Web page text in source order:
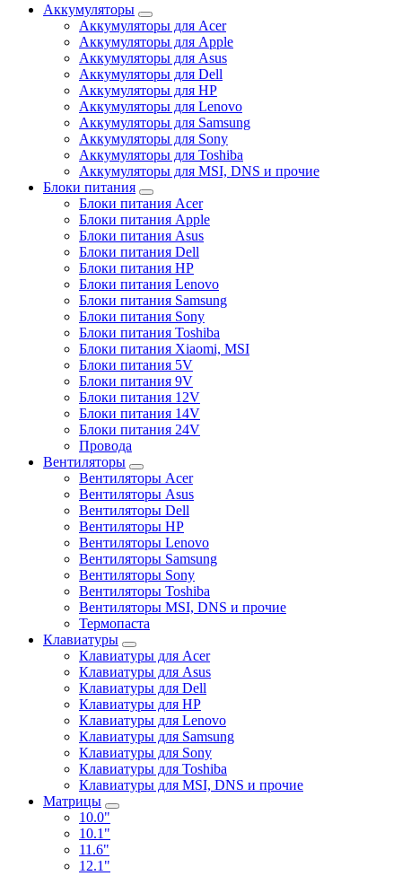
Аккумуляторы
Аккумуляторы для Acer
Аккумуляторы для Apple
Аккумуляторы для Asus
Аккумуляторы для Dell
Аккумуляторы для HP
Аккумуляторы для Lenovo
Аккумуляторы для Samsung
Аккумуляторы для Sony
Аккумуляторы для Toshiba
Аккумуляторы для MSI, DNS и прочие
Блоки питания
Блоки питания Acer
Блоки питания Apple
Блоки питания Asus
Блоки питания Dell
Блоки питания HP
Блоки питания Lenovo
Блоки питания Samsung
Блоки питания Sony
Блоки питания Toshiba
Блоки питания Xiaomi, MSI
Блоки питания 5V
Блоки питания 9V
Блоки питания 12V
Блоки питания 14V
Блоки питания 24V
Провода
Вентиляторы
Вентиляторы Acer
Вентиляторы Asus
Вентиляторы Dell
Вентиляторы HP
Вентиляторы Lenovo
Вентиляторы Samsung
Вентиляторы Sony
Вентиляторы Toshiba
Вентиляторы MSI, DNS и прочие
Термопаста
Клавиатуры
Клавиатуры для Acer
Клавиатуры для Asus
Клавиатуры для Dell
Клавиатуры для HP
Клавиатуры для Lenovo
Клавиатуры для Samsung
Клавиатуры для Sony
Клавиатуры для Toshiba
Клавиатуры для MSI, DNS и прочие
Матрицы
10.0"
10.1"
11.6"
12.1"